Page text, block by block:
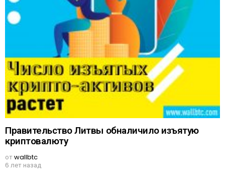
Правительство Литвы обналичило изъятую
криптовалюту
отwallbtc
6 лет назад